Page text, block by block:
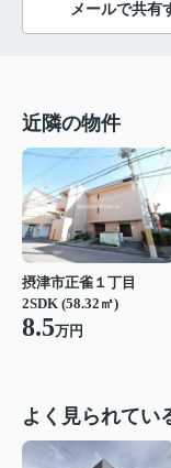
メールで共有
近隣の物件
摂津市正雀１丁目
2SDK (58.32㎡)
8.5万円
よく見られてい